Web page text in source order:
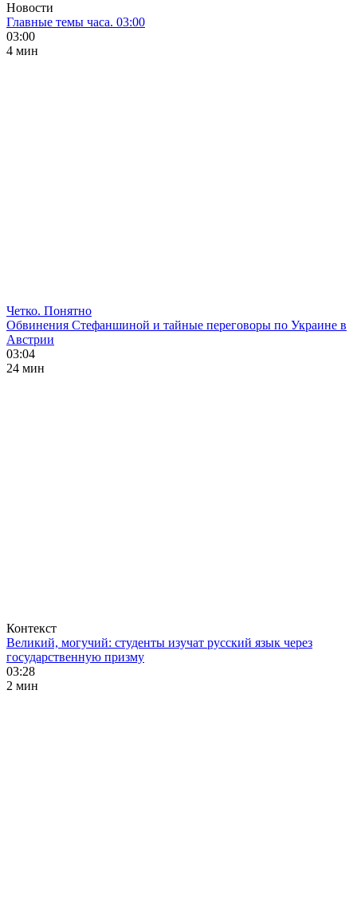
Новости
Главные темы часа. 03:00
03:00
4 мин
Четко. Понятно
Обвинения Стефаншиной и тайные переговоры по Украине в
Австрии
03:04
24 мин
Контекст
Великий, могучий: студенты изучат русский язык через
государственную призму
03:28
2 мин